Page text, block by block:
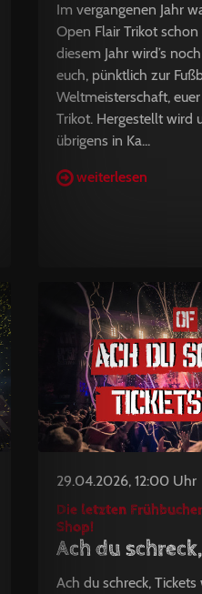
Im vergangenen Jahr
Open Flair Trikot
diesem Jahr wird’s
euch, pünktlich zur
Weltmeisterschaft,
Trikot. Hergestellt wird
übrigens in Ka...
weiterlesen
29.04.2026, 12:00 Uhr
Die letzten
Shop!
Ach du
Ach du schreck,